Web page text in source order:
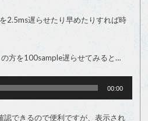
2.5ms遅らせたり早めたりすれば時
方を100sample遅らせてみると…
00:00
認できるので便利ですが、表示され